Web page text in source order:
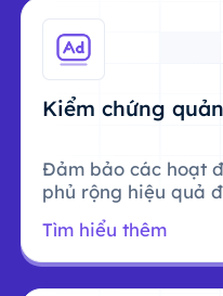
Kiểm chứng
Đảm bảo các hoạt
phủ rộng hiệu quả
Tìm hiểu thêm